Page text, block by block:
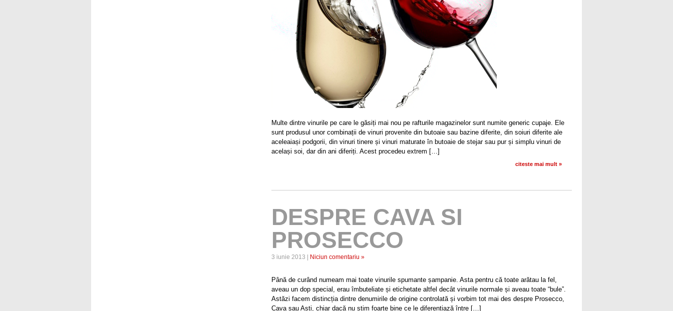
Multe dintre vinurile pe care le găsiți mai nou pe rafturile magazinelor sunt numite generic cupaje. Ele
sunt produsul unor combinații de vinuri provenite din butoaie sau bazine diferite, din soiuri diferite ale
aceleaiași podgorii, din vinuri tinere și vinuri maturate în butoaie de stejar sau pur și simplu vinuri de
același soi, dar din ani diferiți. Acest procedeu extrem […]
citeste mai mult »
DESPRE CAVA SI
PROSECCO
3 iunie 2013 | Niciun comentariu »
Până de curând numeam mai toate vinurile spumante șampanie. Asta pentru că toate arătau la fel,
aveau un dop special, erau îmbuteliate și etichetate altfel decât vinurile normale și aveau toate “bule”.
Astăzi facem distincția dintre denumirile de origine controlată și vorbim tot mai des despre Prosecco,
Cava sau Asti, chiar dacă nu știm foarte bine ce le diferențiază între […]